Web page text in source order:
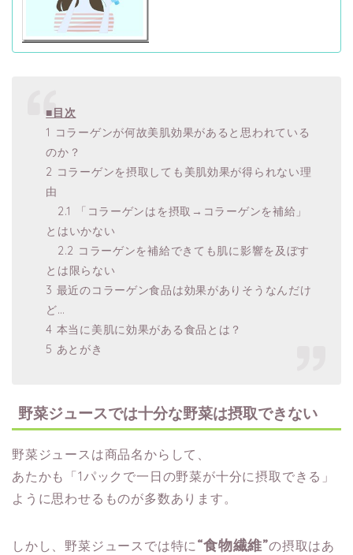
■目次
1 コラーゲンが何故美肌効果があると思われている
のか？
2 コラーゲンを摂取しても美肌効果が得られない理
由
2.1 「コラーゲンはを摂取→コラーゲンを補給」
とはいかない
2.2 コラーゲンを補給できても肌に影響を及ぼす
とは限らない
3 最近のコラーゲン食品は効果がありそうなんだけ
ど…
4 本当に美肌に効果がある食品とは？
5 あとがき
野菜ジュースでは十分な野菜は摂取できない
野菜ジュースは商品名からして、
あたかも「1パックで一日の野菜が十分に摂取できる」
ように思わせるものが多数あります。
しかし、野菜ジュースでは特に “食物繊維”の摂取はあ